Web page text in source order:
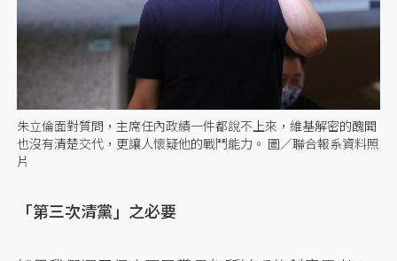
朱立倫面對質問，主席任內政績一件都說不上來，維基解密的醜聞
也沒有清楚交代，更讓人懷疑他的戰鬥能力。 圖／聯合報系資料照
片
「第三次清黨」之必要